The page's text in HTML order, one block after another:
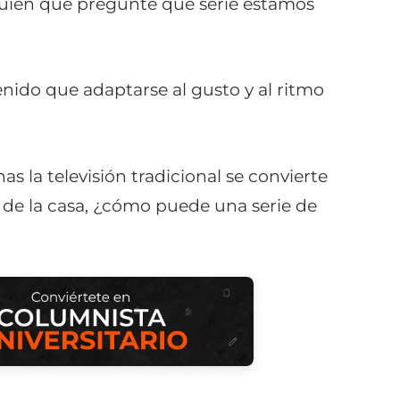
que adaptarse al gusto y al ritmo
la televisión tradicional se convierte
la casa, ¿cómo puede una serie de